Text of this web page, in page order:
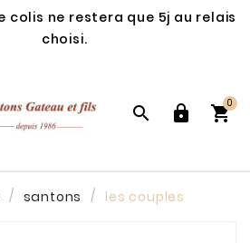
ne restera que 5j au relais
choisi.
  
0
santons les couples